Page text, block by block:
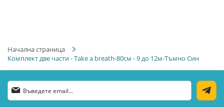
Начална страница
Комплект две части - Takе a brеath-80см - 9 до 12м-Тъмно Син
Абонирай
се